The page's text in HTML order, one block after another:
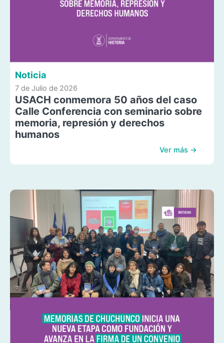
Noticia
7 de Julio de 2026
USACH conmemora 50 años del caso
Calle Conferencia con seminario sobre
memoria, represión y derechos
humanos
Ver más →